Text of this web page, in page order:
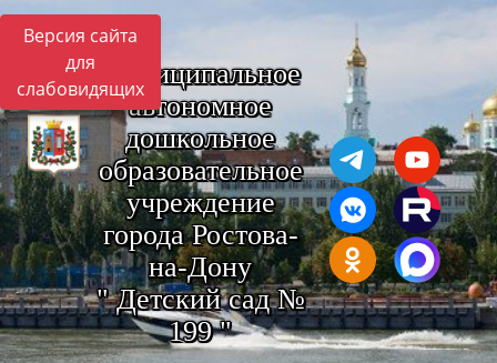
Версия сайта
для
слабовидящихМуниципальное
автономное
дошкольное
образовательное
учреждение
города Ростова-
на-Дону
" Детский сад №
199 "